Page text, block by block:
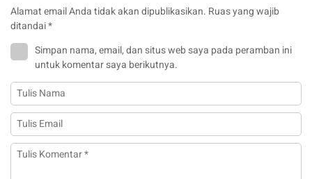
Alamat email Anda tidak akan dipublikasikan. Ruas yang wajib
ditandai*
Simpan nama, email, dan situs web saya pada peramban ini
untuk komentar saya berikutnya.